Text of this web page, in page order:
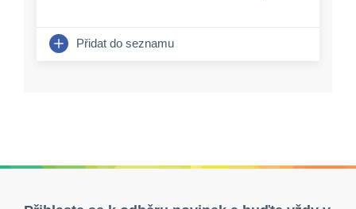
Přidat do seznamu